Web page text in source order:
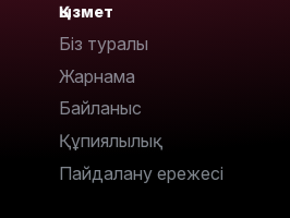
Қызмет
Біз туралы
Жарнама
Байланыс
Құпиялылық
Пайдалану ережесі